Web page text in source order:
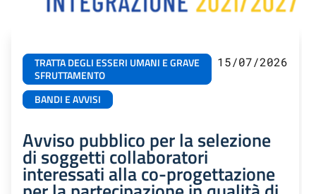
TRATTA DEGLI ESSERI UMANI E GRAVE
SFRUTTAMENTO
BANDI E AVVISI
15/07/2026
Avviso pubblico per la selezione
di soggetti collaboratori
interessati alla co-progettazione